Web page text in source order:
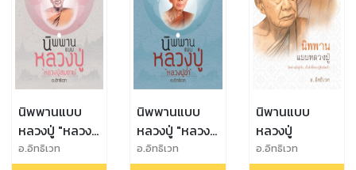
นิพพานแบบ
หลวงปู่ "หลวงปู่
สมชาย"
อ.อิทธิเวท
นิพพานแบบ
หลวงปู่ "หลวงปู่
อ่ำ"
อ.อิทธิเวท
นิพานแบบ
หลวงปู่
อ.อิทธิเวท